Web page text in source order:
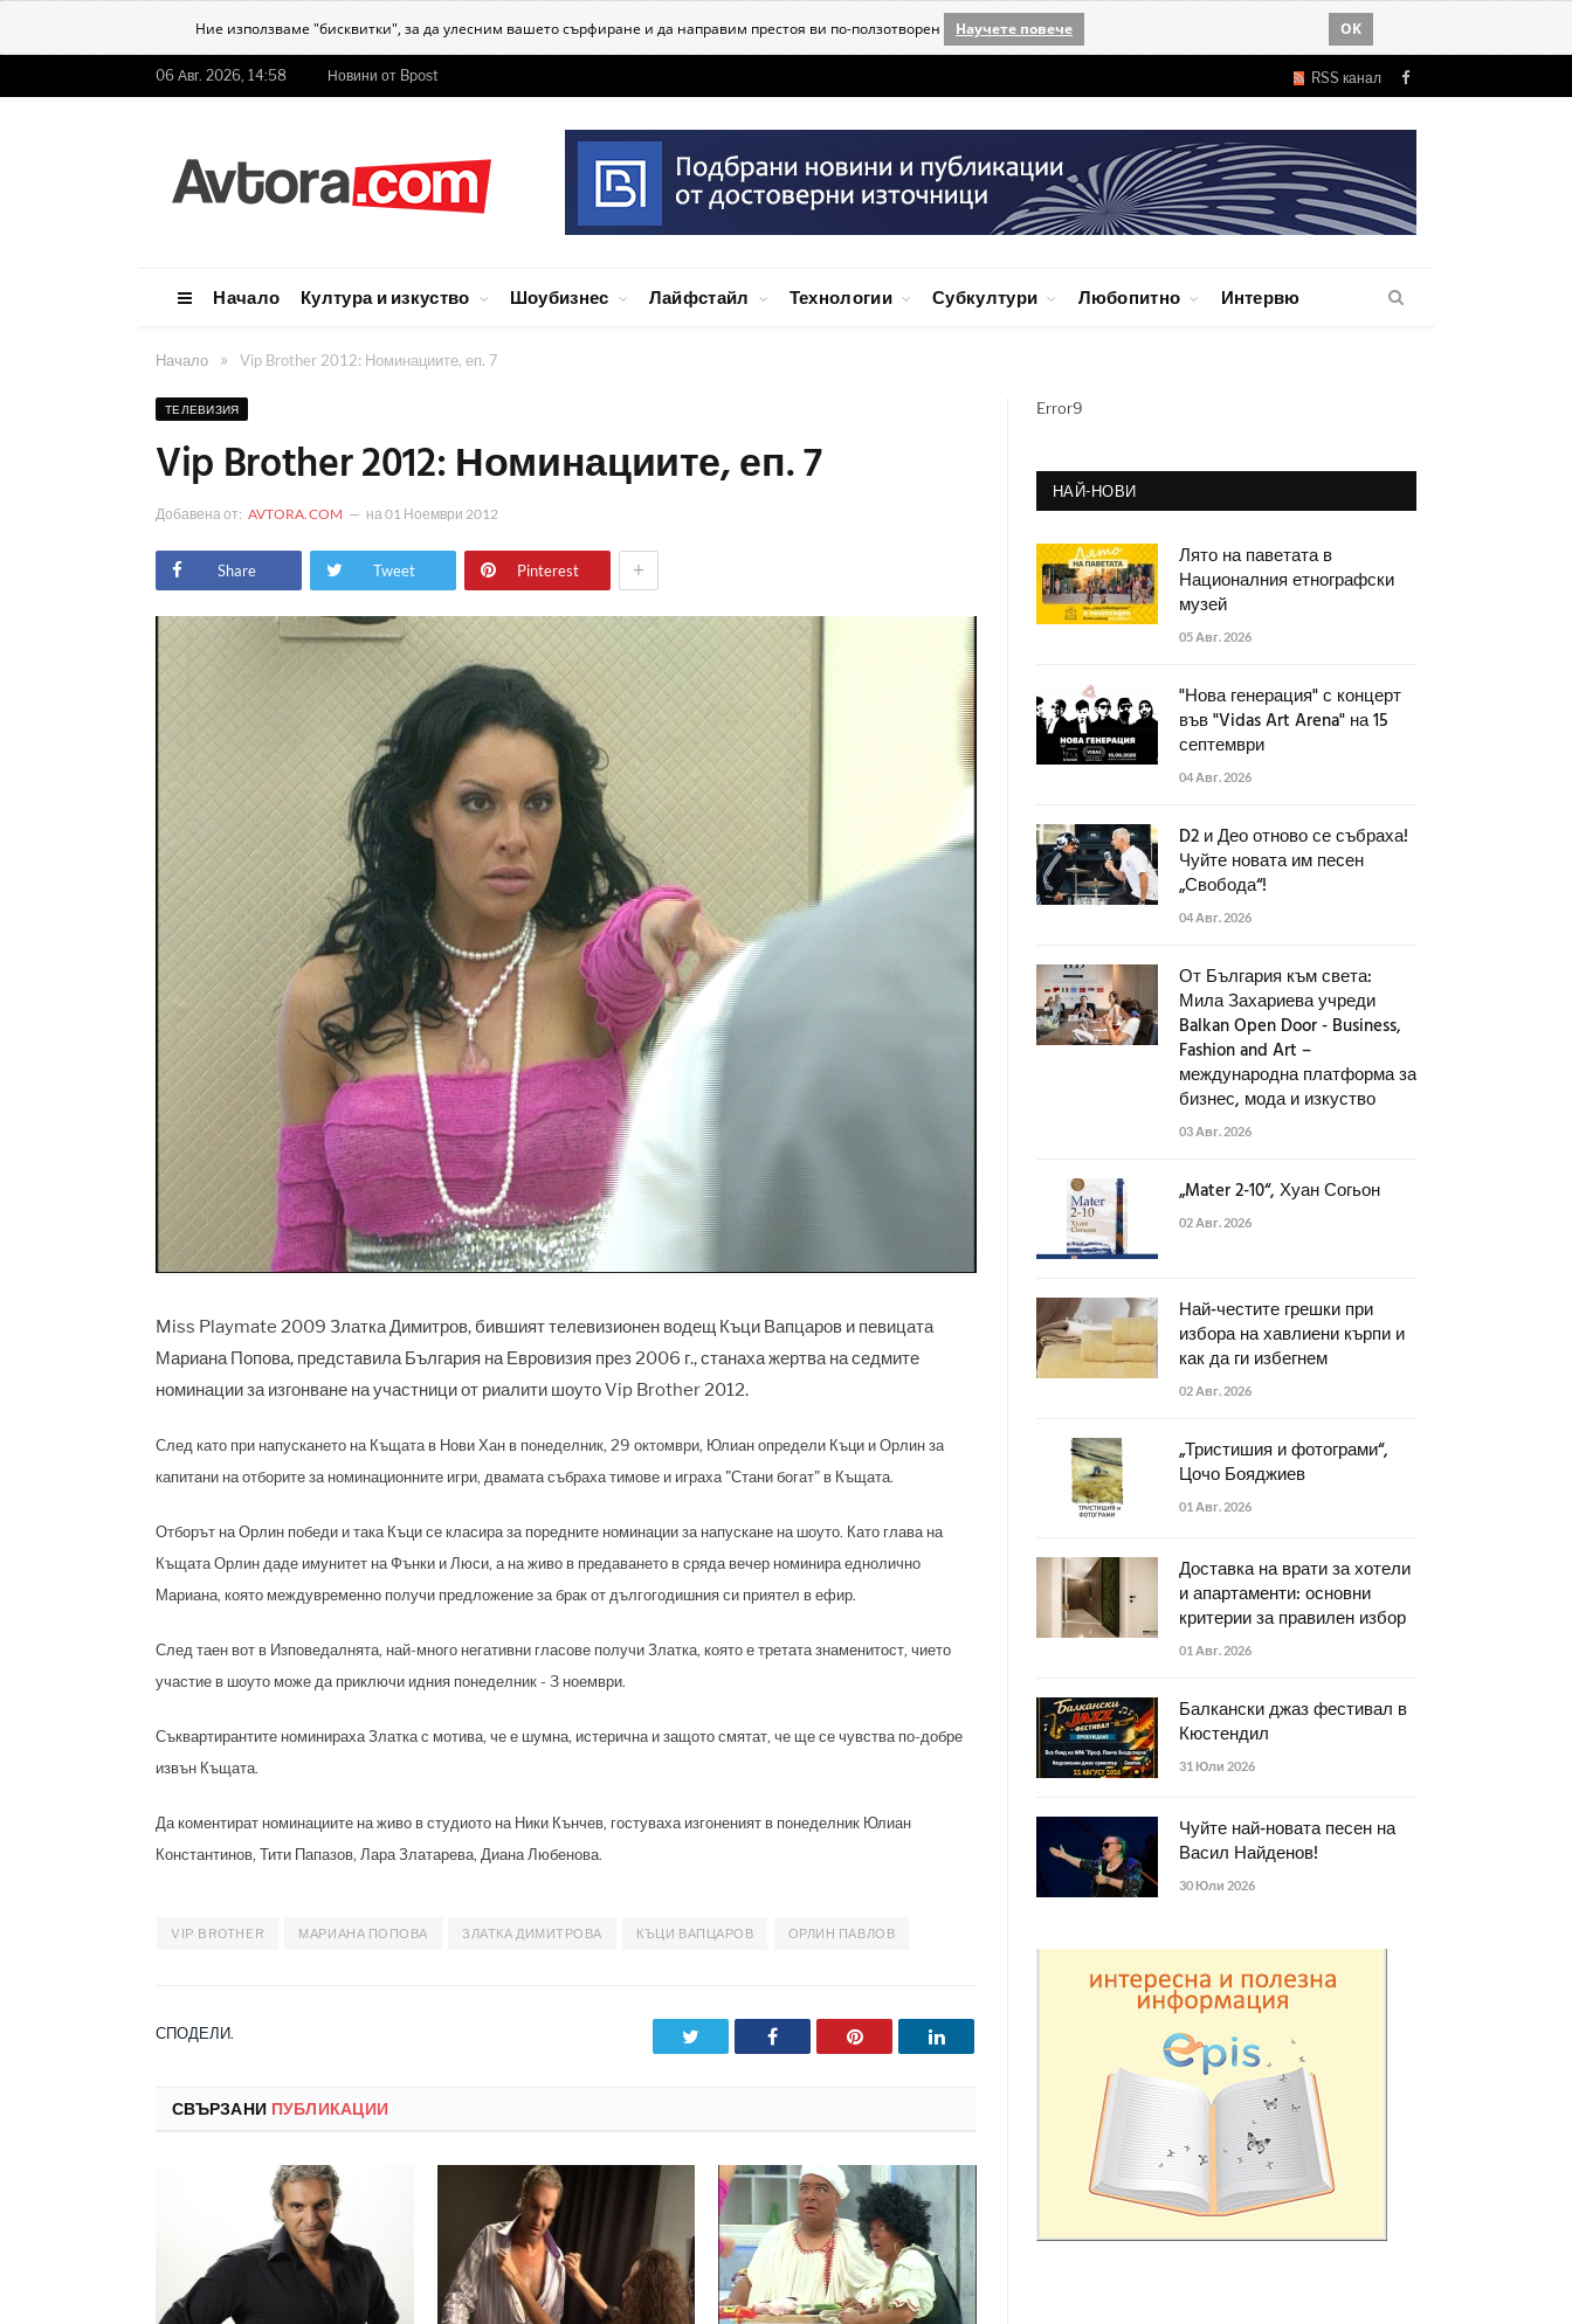
Ние използваме "бисквитки", за да улесним вашето сърфиране и да направим престоя ви по-ползотворен Научете повече OK
06 Авг. 2026, 14:58 Новини от Bpost RSS канал Facebook
Начало Култура и изкуство Шоубизнес Лайфстайл Технологии Субкултури Любопитно Интервю
Начало » Vip Brother 2012: Номинациите, еп. 7
ТЕЛЕВИЗИЯ
Vip Brother 2012: Номинациите, еп. 7
Добавена от: AVTORA.COM на01 Ноември 2012
Share Tweet Pinterest +
Miss Playmate 2009 Златка Димитров, бившият телевизионен водещ Къци Вапцаров и певицата
Мариана Попова, представила България на Евровизия през 2006 г., станаха жертва на седмите
номинации за изгонване на участници от риалити шоуто Vip Brother 2012.
След като при напускането на Къщата в Нови Хан в понеделник, 29 октомври, Юлиан определи Къци и Орлин за
капитани на отборите за номинационните игри, двамата събраха тимове и играха "Стани богат" в Къщата.
Отборът на Орлин победи и така Къци се класира за поредните номинации за напускане на шоуто. Като глава на
Къщата Орлин даде имунитет на Фънки и Люси, а на живо в предаването в сряда вечер номинира еднолично
Мариана, която междувременно получи предложение за брак от дългогодишния си приятел в ефир.
След таен вот в Изповедалнята, най-много негативни гласове получи Златка, която е третата знаменитост, чието
участие в шоуто може да приключи идния понеделник - 3 ноември.
Съквартирантите номинираха Златка с мотива, че е шумна, истерична и защото смятат, че ще се чувства по-добре
извън Къщата.
Да коментират номинациите на живо в студиото на Ники Кънчев, гостуваха изгоненият в понеделник Юлиан
Константинов, Тити Папазов, Лара Златарева, Диана Любенова.
VIP BROTHER МАРИАНА ПОПОВА ЗЛАТКА ДИМИТРОВА КЪЦИ ВАПЦАРОВ ОРЛИН ПАВЛОВ
СПОДЕЛИ. Facebook Pinterest LinkedIn
СВЪРЗАНИ ПУБЛИКАЦИИ
Error9
НАЙ-НОВИ
Лято на паветата в
Националния етнографски
музей
05 Авг. 2026
"Нова генерация" с концерт
във "Vidas Art Arena" на 15
септември
04 Авг. 2026
D2 и Део отново се събраха!
Чуйте новата им песен
„Свобода“!
04 Авг. 2026
От България към света:
Мила Захариева учреди
Balkan Open Door - Business,
Fashion and Art –
международна платформа за
бизнес, мода и изкуство
03 Авг. 2026
„Mater 2-10“, Хуан Согьон
02 Авг. 2026
Най-честите грешки при
избора на хавлиени кърпи и
как да ги избегнем
02 Авг. 2026
„Тристишия и фотограми“,
Цочо Бояджиев
01 Авг. 2026
Доставка на врати за хотели
и апартаменти: основни
критерии за правилен избор
01 Авг. 2026
Балкански джаз фестивал в
Кюстендил
31 Юли 2026
Чуйте най-новата песен на
Васил Найденов!
30 Юли 2026